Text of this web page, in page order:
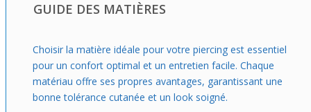
GUIDE DES MATIÈRES
Choisir la matière idéale pour votre piercing est essentiel
pour un confort optimal et un entretien facile. Chaque
matériau offre ses propres avantages, garantissant une
bonne tolérance cutanée et un look soigné.